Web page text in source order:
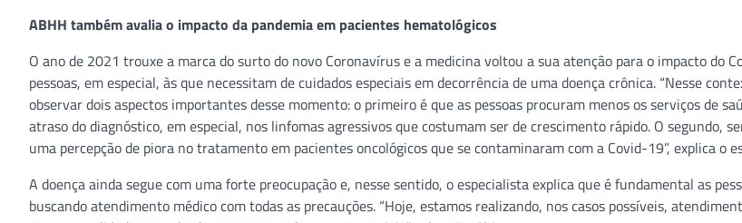
ABHH também avalia o impacto da pandemia em pacientes hematológicos
O ano de 2021 trouxe a marca do surto do novo Coronavírus e a medicina voltou a sua atenção para o impacto do
pessoas, em especial, às que necessitam de cuidados especiais em decorrência de uma doença crônica. “Nesse
observar dois aspectos importantes desse momento: o primeiro é que as pessoas procuram menos os serviços de
atraso do diagnóstico, em especial, nos linfomas agressivos que costumam ser de crescimento rápido. O segundo,
uma percepção de piora no tratamento em pacientes oncológicos que se contaminaram com a Covid-19”, explica o
A doença ainda segue com uma forte preocupação e, nesse sentido, o especialista explica que é fundamental as
buscando atendimento médico com todas as precauções. “Hoje, estamos realizando, nos casos possíveis,